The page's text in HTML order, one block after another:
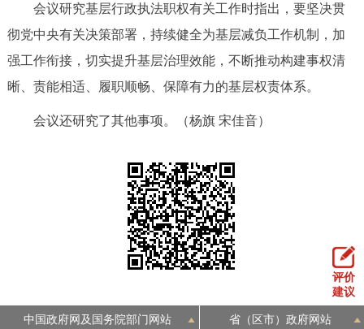
北京概况 十六区概览 人文北京
绿色北京 图说北京 视频北京
FRANÇAIS
العربية
会议研究基层行政执法职权有关工作时指出，要坚决贯
彻党中央有关决策部署，持续健全为基层减负工作机制，加
强工作衔接，切实提升基层治理效能，不断推动构建事权清
晰、责能相适、履职顺畅、保障有力的基层权责体系。
会议还研究了其他事项。（杨旗 宋佳音）
评价
建议
中国政府网及国务院部门网站 省（区市）政府网站